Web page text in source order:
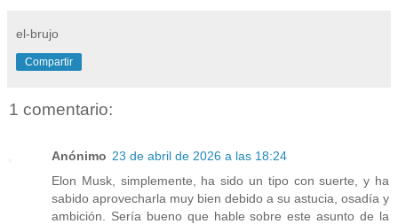
el-brujo
Compartir
1 comentario:
Anónimo 23 de abril de 2026 a las 18:24
Elon Musk, simplemente, ha sido un tipo con suerte, y ha
sabido aprovecharla muy bien debido a su astucia, osadía y
ambición. Sería bueno que hable sobre este asunto de la